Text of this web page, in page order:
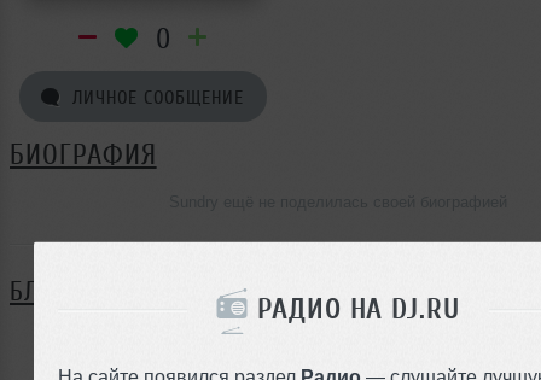
РАДИО НА DJ.RU
На сайте появился раздел Радио — слушайте
0
ЛИЧНОЕ СООБЩЕНИЕ
БИОГРАФИЯ
БЛОГ